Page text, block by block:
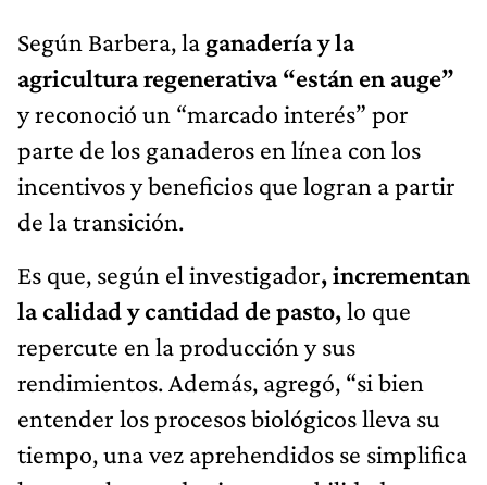
Según Barbera, la ganadería y la
agricultura regenerativa “están en auge”
y reconoció un “marcado interés” por
parte de los ganaderos en línea con los
incentivos y beneficios que logran a partir
de la transición.
Es que, según el investigador, incrementan
la calidad y cantidad de pasto,lo que
repercute en la producción y sus
rendimientos. Además, agregó, “si bien
entender los procesos biológicos lleva su
tiempo, una vez aprehendidos se simplifica